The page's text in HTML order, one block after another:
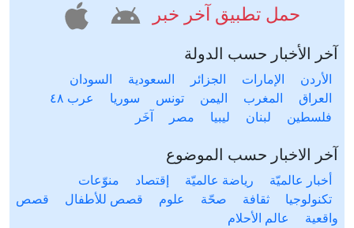
حمل تطبيق آخر خبر
آخر الأخبار حسب الدولة
الأردن الإمارات الجزائر السعودية
السودان
العراق
المغرب اليمن تونس سوريا
عرب ٤٨
فلسطين
لبنان ليبيا مصر آخَر
آخر الاخبار حسب الموضوع
أخبار عالميّة رياضة عالميّة إقتصاد
منوّعات
تكنولوجيا
ثقافة صحّة علوم قصص للأطفال
قصص
واقعية
عالم الأحلام